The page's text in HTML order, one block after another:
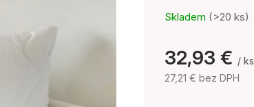
Skladem (>20 ks)
32,93 € / ks
27,21 € bez DPH